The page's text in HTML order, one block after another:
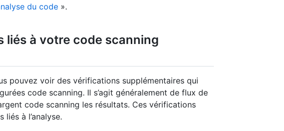
du code ».
liés à votre code scanning
pouvez voir des vérifications supplémentaires qui
code scanning. Il s’agit généralement de flux de
code scanning les résultats. Ces vérifications
à l’analyse.